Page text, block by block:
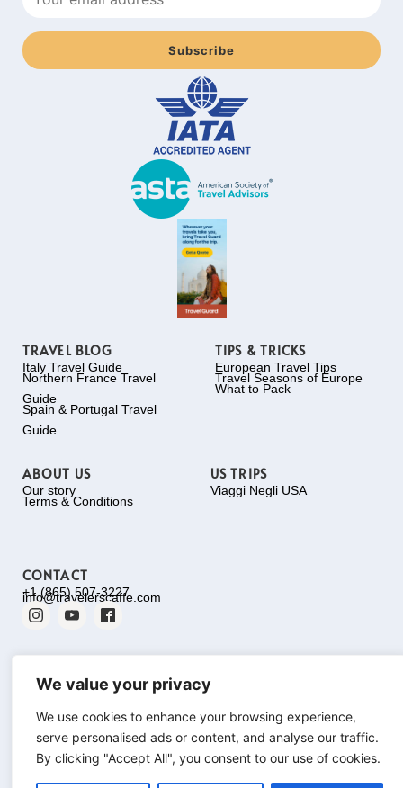
We value your privacy
We use cookies to enhance your browsing experience,
serve personalised ads or content, and analyse our traffic.
By clicking "Accept All", you consent to our use of cookies.
TRAVEL BLOG
Italy Travel Guide
Northern France Travel
Guide
Spain & Portugal Travel
Guide
TIPS & TRICKS
European Travel Tips
Travel Seasons of Europe
What to Pack
ABOUT US
Our story
Terms & Conditions
US TRIPS
Viaggi Negli USA
CONTACT
+1 (865) 507-3227
info@travelerscaffe.com